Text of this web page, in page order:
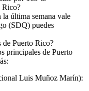
Rico?
última semana vale
(SDQ) puedes
de Puerto Rico?
principales de Puerto
Luis Muñoz Marín):